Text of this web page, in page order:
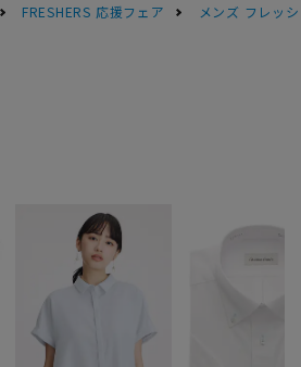
FRESHERS 応援フェア メンズ フレッ